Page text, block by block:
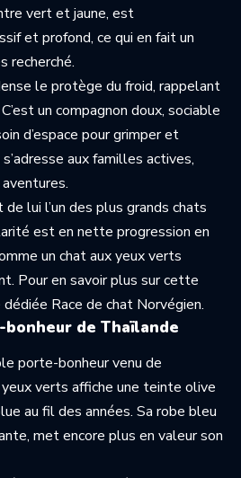
vert et jaune, est
et profond, ce qui en fait un
recherché.
le protège du froid, rappelant
un compagnon doux, sociable
d’espace pour grimper et
aux familles actives,
lui l’un des plus grands chats
est en nette progression en
un chat aux yeux verts
Pour en savoir plus sur cette
dédiée Race de chat Norvégien.
de Thaïlande
porte-bonheur venu de
verts affiche une teinte olive
au fil des années. Sa robe bleu
met encore plus en valeur son